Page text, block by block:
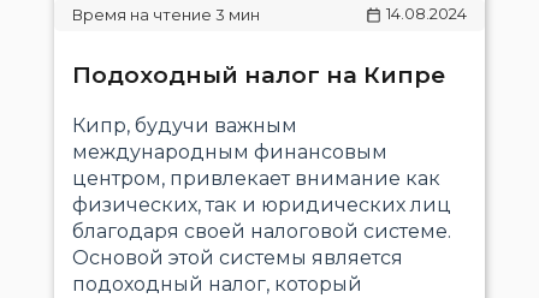
14.08.2024
Подоходный налог на Кипре
Кипр, будучи важным
международным финансовым
центром, привлекает внимание как
физических, так и юридических лиц
благодаря своей налоговой системе.
Основой этой системы является
подоходный налог, который